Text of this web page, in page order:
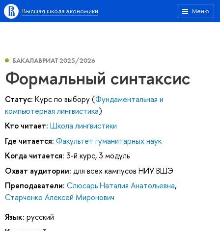
Меню
Высшая школа экономики
БАКАЛАВРИАТ 2025/2026
Формальный синтаксис
Статус: Курс по выбору (Фундаментальная и
компьютерная лингвистика)
Кто читает: Школа лингвистики
Где читается: Факультет гуманитарных наук
Когда читается: 3-й курс, 3 модуль
Охват аудитории: для всех кампусов НИУ ВШЭ
Преподаватели: Слюсарь Наталия Анатольевна,
Старченко Алексей Миронович
Язык: русский